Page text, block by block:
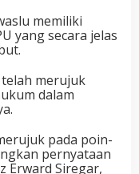
memiliki
yang secara jelas
telah merujuk
dalam
pada poin-
pernyataan
Erward Siregar,